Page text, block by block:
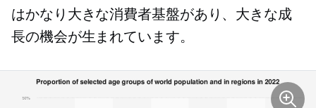
はかなり大きな消費者基盤があり、大きな成
長の機会が生まれています。